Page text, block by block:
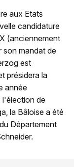
aux Etats
candidature
(anciennement
son mandat de
est
présidera la
année
l'élection de
la Bâloise a été
Département